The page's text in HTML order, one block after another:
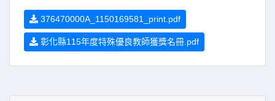
376470000A_1150169581_print.pdf
彰化縣115年度特殊優良教師獲獎名冊.pdf